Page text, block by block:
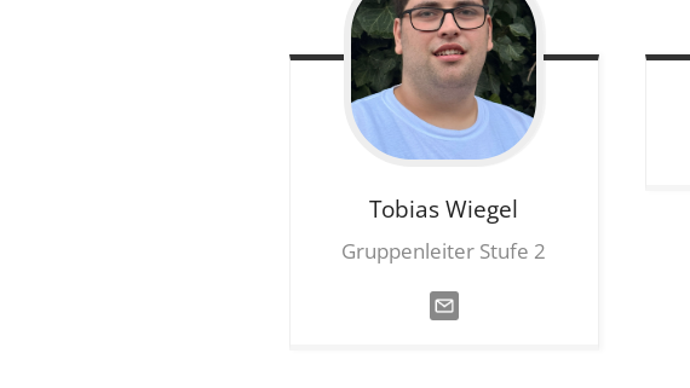
Tobias Wiegel
Gruppenleiter Stufe 2